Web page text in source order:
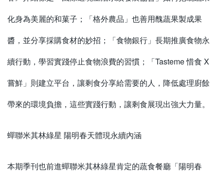
化身為美麗的和菓子；「格外農品」也善用醜蔬果製成果
醬，並分享採購食材的妙招；「食物銀行」長期推廣食物永
續行動，學習實踐停止食物浪費的習慣；「Tasteme 惜食 X
嘗鮮」則建立平台，讓剩食分享給需要的人，降低處理廚餘
帶來的環境負擔，這些實踐行動，讓剩食展現出強大力量。
蟬聯米其林綠星 陽明春天體現永續內涵
本期季刊也前進蟬聯米其林綠星肯定的蔬食餐廳「陽明春